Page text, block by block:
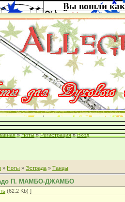
Вы вошли как
» Ноты » Регистрация » Вход
» Ноты » Эстрада » Танцы
П. МАМБО-ДЖАМБО
(62.2 Kb) ]